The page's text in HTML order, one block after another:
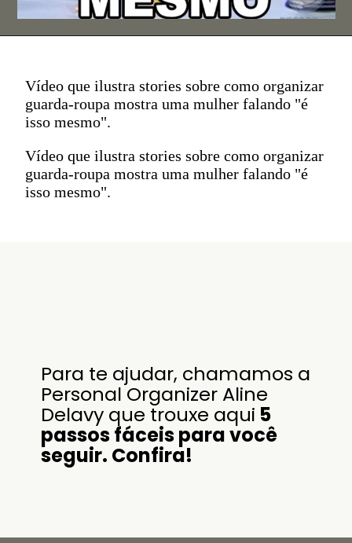
Vídeo que ilustra stories sobre como organizar
guarda-roupa mostra uma mulher falando "é
isso mesmo".
Vídeo que ilustra stories sobre como organizar
guarda-roupa mostra uma mulher falando "é
isso mesmo".
Para te ajudar, chamamos a
Personal Organizer Aline
Delavy que trouxe aqui 5
passos fáceis para você
seguir. Confira!